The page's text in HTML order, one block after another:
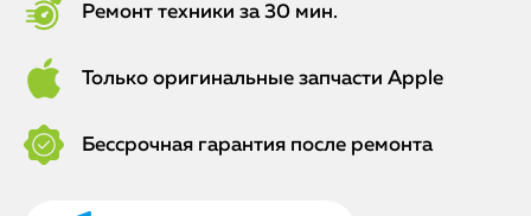
Ремонт техники за 30 мин.
Только оригинальные запчасти Apple
Бессрочная гарантия после ремонта